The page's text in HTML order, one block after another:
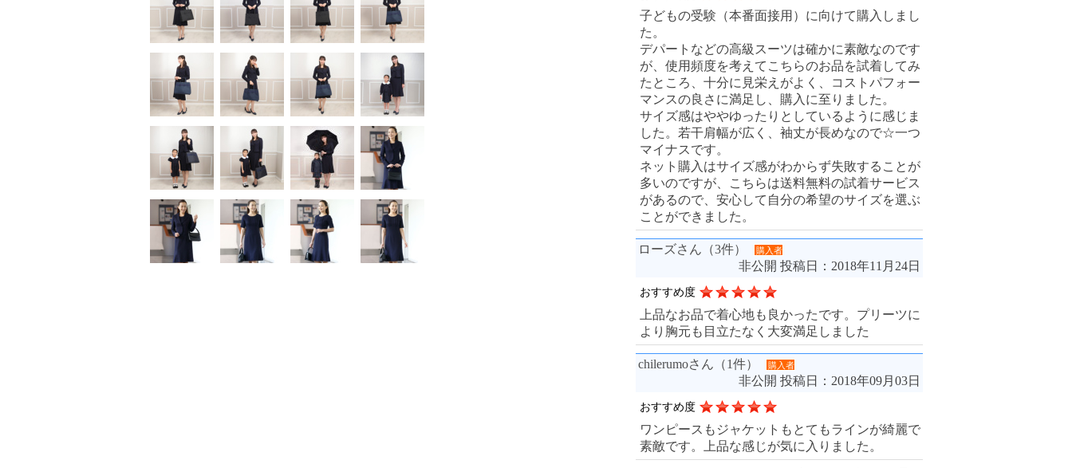
子どもの受験（本番面接用）に向けて購入しまし
た。
デパートなどの高級スーツは確かに素敵なのです
が、使用頻度を考えてこちらのお品を試着してみ
たところ、十分に見栄えがよく、コストパフォー
マンスの良さに満足し、購入に至りました。
サイズ感はややゆったりとしているように感じま
した。若干肩幅が広く、袖丈が長めなので☆一つ
マイナスです。
ネット購入はサイズ感がわからず失敗することが
多いのですが、こちらは送料無料の試着サービス
があるので、安心して自分の希望のサイズを選ぶ
ことができました。
ローズさん（3件） 購入者
非公開 投稿日：2018年11月24日
おすすめ度
上品なお品で着心地も良かったです。プリーツに
より胸元も目立たなく大変満足しました
chilerumoさん（1件） 購入者
非公開 投稿日：2018年09月03日
おすすめ度
ワンピースもジャケットもとてもラインが綺麗で
素敵です。上品な感じが気に入りました。